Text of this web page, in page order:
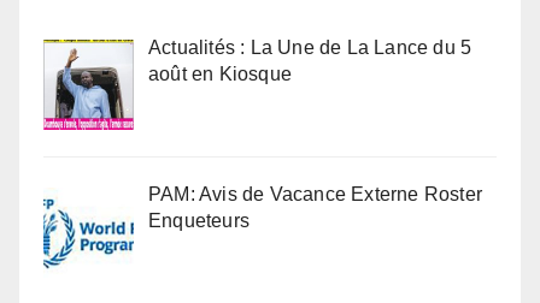
Actualités : La Une de La Lance du 5
août en Kiosque
PAM: Avis de Vacance Externe Roster
Enqueteurs